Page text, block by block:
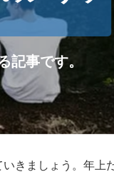
記事です。
きましょう。年上